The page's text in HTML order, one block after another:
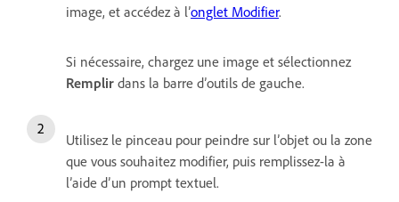
image, et accédez à l’onglet Modifier.
Si nécessaire, chargez une image et sélectionnez
Remplir dans la barre d’outils de gauche.
Utilisez le pinceau pour peindre sur l’objet ou la zone
que vous souhaitez modifier, puis remplissez-la à
l’aide d’un prompt textuel.